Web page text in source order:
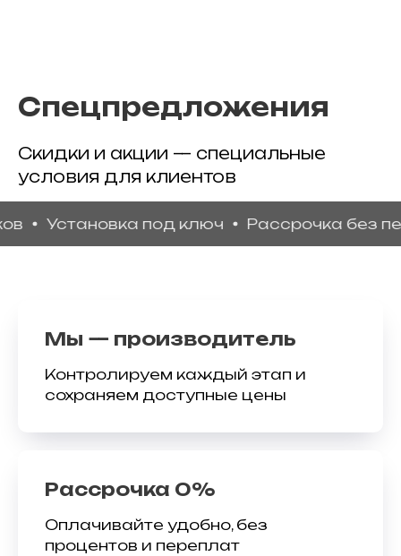
Спецпредложения
Скидки и акции — специальные
условия для клиентов
Установка под ключ Рассрочка без
Мы — производитель
Контролируем каждый этап и
сохраняем доступные цены
Рассрочка 0%
Оплачивайте удобно, без
процентов и переплат